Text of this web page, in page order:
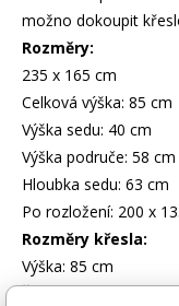
možno dokoupit
Rozměry:
235 x 165 cm
Celková výška: 85 cm
Výška sedu: 40 cm
Výška područe: 58 cm
Hloubka sedu: 63 cm
Po rozložení: 200 x
Rozměry křesla:
Výška: 85 cm
Šířka: 90 cm